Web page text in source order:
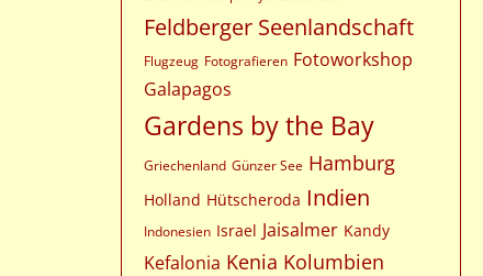
Feldberger Seenlandschaft
Flugzeug Fotografieren Fotoworkshop
Galapagos
Gardens by the Bay
Griechenland Günzer See Hamburg
Holland Hütscheroda Indien
Indonesien Israel Jaisalmer Kandy
Kefalonia Kenia Kolumbien